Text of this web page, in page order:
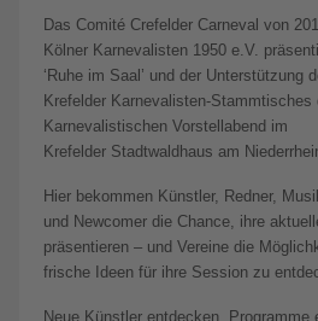
Das Comité Crefelder Carneval von
Kölner Karnevalisten 1950 e.V.
‘Ruhe im Saal’ und der Unterstützung
Krefelder Karnevalisten-Stammtisches
Karnevalistischen Vorstellabend im
Krefelder Stadtwaldhaus am
Hier bekommen Künstler, Redner,
und Newcomer die Chance, ihre
präsentieren – und Vereine die
frische Ideen für ihre Session zu
Neue Künstler entdecken, Programme